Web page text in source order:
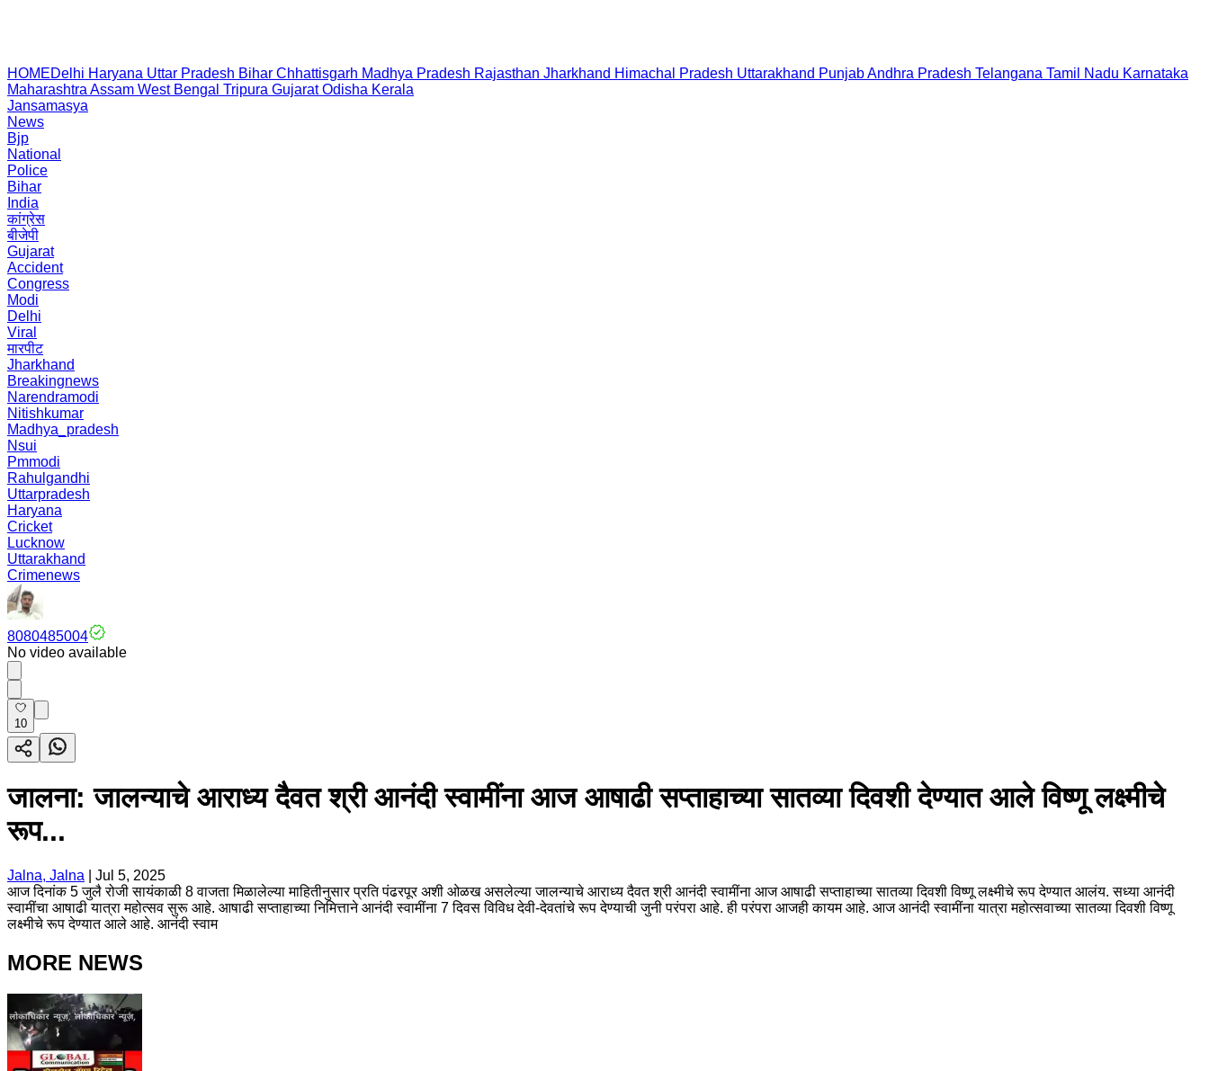
HOMEDelhi Haryana Uttar Pradesh Bihar Chhattisgarh Madhya Pradesh Rajasthan Jharkhand Himachal Pradesh Uttarakhand PunjabAndhra Pradesh Telangana Tamil Nadu Karnataka
Maharashtra Assam West Bengal Tripura Gujarat Odisha Kerala
Jansamasya
News
Bjp
National
Police
Bihar
India
कांग्रेस
बीजेपी
Gujarat
Accident
Congress
Modi
Delhi
Viral
मारपीट
Jharkhand
Breakingnews
Narendramodi
Nitishkumar
Madhya_pradesh
Nsui
Pmmodi
Rahulgandhi
Uttarpradesh
Haryana
Cricket
Lucknow
Uttarakhand
Crimenews
8080485004
No video available
10
जालना: जालन्याचे आराध्य दैवत श्री आनंदी स्वामींना आज आषाढी सप्ताहाच्या सातव्या दिवशी देण्यात आले विष्णू लक्ष्मीचे
रूप...
Jalna, Jalna
Jul 5, 2025
आज दिनांक 5 जुलै रोजी सायंकाळी 8 वाजता मिळालेल्या माहितीनुसार प्रति पंढरपूर अशी ओळख असलेल्या जालन्याचे आराध्य दैवत श्री आनंदी स्वामींना आज आषाढी सप्ताहाच्या सातव्या दिवशी विष्णू लक्ष्मीचे रूप देण्यात आलंय. सध्या आनंदी
स्वामींचा आषाढी यात्रा महोत्सव सुरू आहे. आषाढी सप्ताहाच्या निमित्ताने आनंदी स्वामींना 7 दिवस विविध देवी-देवतांचे रूप देण्याची जुनी परंपरा आहे. ही परंपरा आजही कायम आहे. आज आनंदी स्वामींना यात्रा महोत्सवाच्या सातव्या दिवशी विष्णू
लक्ष्मीचे रूप देण्यात आले आहे. आनंदी स्वाम
MORE NEWS